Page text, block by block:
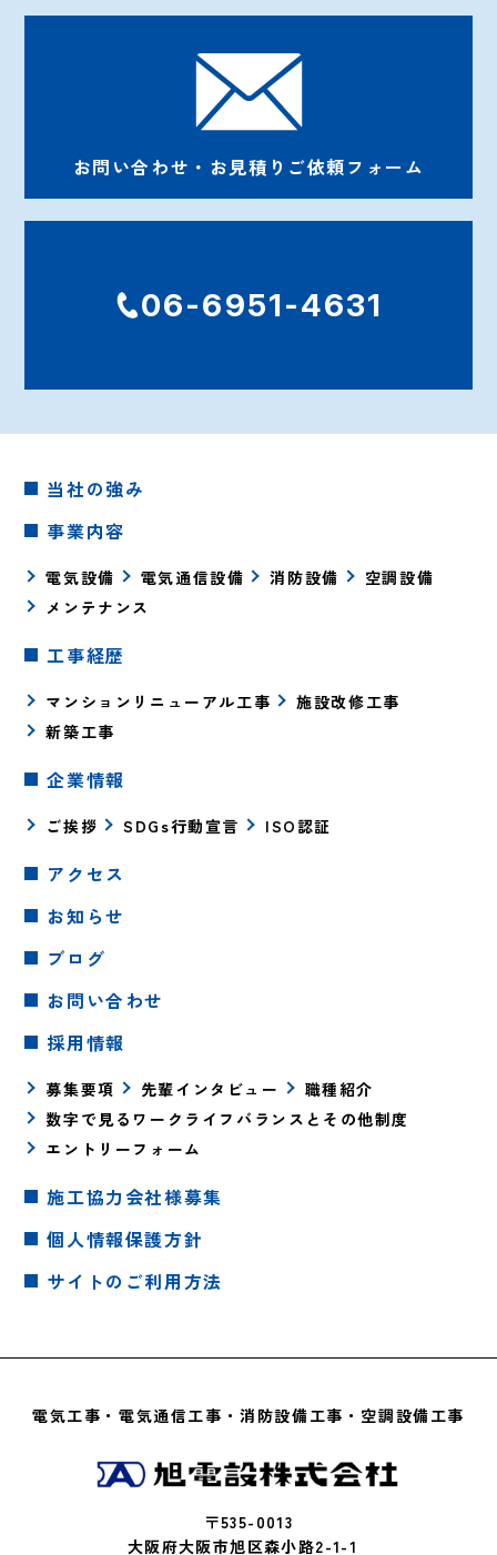
お問い合わせ・お見積りご依頼フォーム
06-6951-4631
当社の強み
事業内容
電気設備 電気通信設備 消防設備
空調設備
メンテナンス
工事経歴
マンションリニューアル工事
施設改修工事
新築工事
企業情報
ご挨拶 SDGs行動宣言 ISO認証
アクセス
お知らせ
ブログ
お問い合わせ
採用情報
募集要項 先輩インタビュー
職種紹介
数字で見るワークライフバランスとその他制度
エントリーフォーム
施工協力会社様募集
個人情報保護方針
サイトのご利用方法
電気工事・電気通信工事・消防設備工事・空調設備工事
〒535-0013
大阪府大阪市旭区森小路2-1-1